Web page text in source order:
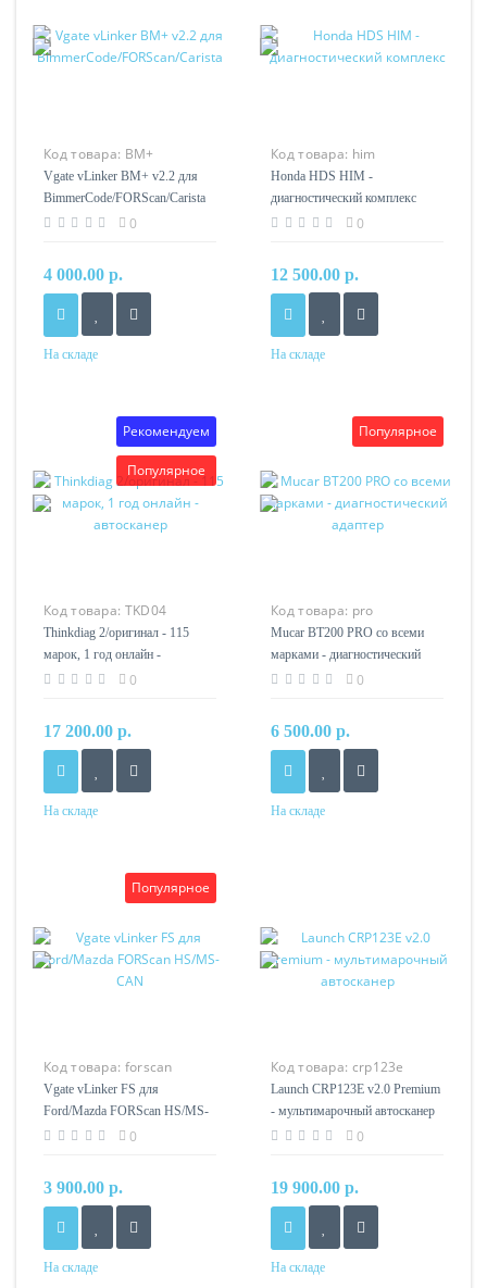
Код товара: BM+
Vgate vLinker BM+ v2.2 для
BimmerCode/FORScan/Carista
0
4 000.00 р.
На складе
Код товара: him
Honda HDS HIM -
диагностический комплекс
0
12 500.00 р.
На складе
Рекомендуем
Популярное
Код товара: TKD04
Thinkdiag 2/оригинал - 115
марок, 1 год онлайн -
автосканер
0
17 200.00 р.
На складе
Популярное
Код товара: pro
Mucar BT200 PRO со всеми
марками - диагностический
адаптер
0
6 500.00 р.
На складе
Популярное
Код товара: forscan
Vgate vLinker FS для
Ford/Mazda FORScan HS/MS-
CAN
0
3 900.00 р.
На складе
Код товара: crp123e
Launch CRP123E v2.0 Premium
- мультимарочный автосканер
0
19 900.00 р.
На складе